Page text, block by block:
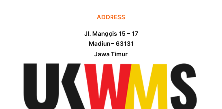
ADDRESS
Jl. Manggis 15 – 17
Madiun – 63131
Jawa Timur